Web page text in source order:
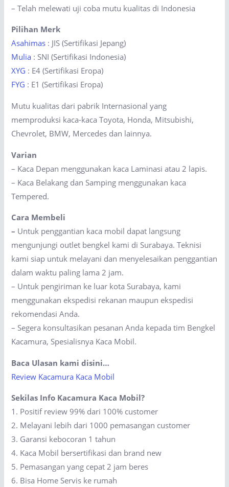
– Telah melewati uji coba mutu kualitas di Indonesia
Pilihan Merk
Asahimas : JIS (Sertifikasi Jepang)
Mulia : SNI (Sertifikasi Indonesia)
XYG : E4 (Sertifikasi Eropa)
FYG : E1 (Sertifikasi Eropa)
Mutu kualitas dari pabrik Internasional yang
memproduksi kaca-kaca Toyota, Honda, Mitsubishi,
Chevrolet, BMW, Mercedes dan lainnya.
Varian
– Kaca Depan menggunakan kaca Laminasi atau 2 lapis.
– Kaca Belakang dan Samping menggunakan kaca
Tempered.
Cara Membeli
– Untuk penggantian kaca mobil dapat langsung
mengunjungi outlet bengkel kami di Surabaya. Teknisi
kami siap untuk melayani dan menyelesaikan penggantian
dalam waktu paling lama 2 jam.
– Untuk pengiriman ke luar kota Surabaya, kami
menggunakan ekspedisi rekanan maupun ekspedisi
rekomendasi Anda.
– Segera konsultasikan pesanan Anda kepada tim Bengkel
Kacamura, Spesialisnya Kaca Mobil.
Baca Ulasan kami disini…
Review Kacamura Kaca Mobil
Sekilas Info Kacamura Kaca Mobil?
1. Positif review 99% dari 100% customer
2. Melayani lebih dari 1000 pemasangan customer
3. Garansi kebocoran 1 tahun
4. Kaca Mobil bersertifikasi dan brand new
5. Pemasangan yang cepat 2 jam beres
6. Bisa Home Servis ke rumah